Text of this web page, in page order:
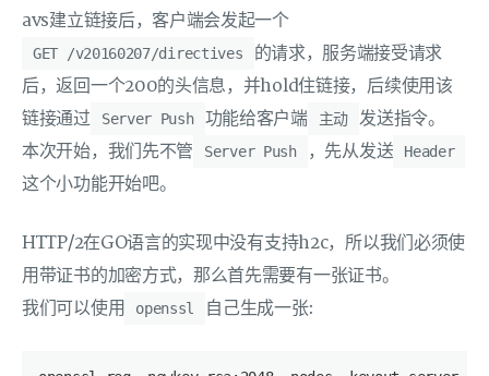
avs建立链接后，客户端会发起一个
GET /v20160207/directives
的请求，服务端接受请求
后，返回一个200的头信息，并hold住链接，后续使用该
链接通过
Server Push 功能给客户端 主动
发送指令。
本次开始，我们先不管
Server Push ，先从发送 Header
这个小功能开始吧。
HTTP/2在GO语言的实现中没有支持h2c，所以我们必须使
用带证书的加密方式，那么首先需要有一张证书。
我们可以使用
openssl 自己生成一张: